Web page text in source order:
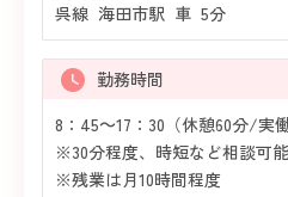
呉線 海田市駅 車 5分
勤務時間
8：45～17：30（休憩60分/実
※30分程度、時短など相談可能
※残業は月10時間程度